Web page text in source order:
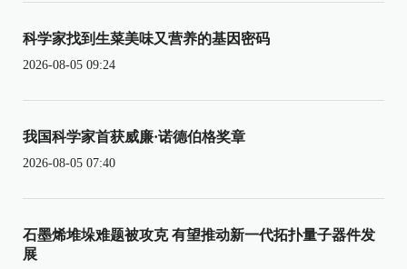
科学家找到生菜美味又营养的基因密码
2026-08-05 09:24
我国科学家首获威廉·诺德伯格奖章
2026-08-05 07:40
石墨烯堆垛难题被攻克 有望推动新一代拓扑量子器件发
展